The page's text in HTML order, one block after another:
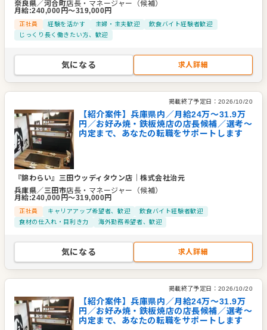
奈良県／河合町店長・マネージャー（候補）
月給:240,000 円〜319,000円
正社員 経験を活かす 主婦・主夫歓迎
飲食バイト経験者歓迎
じっくり長く働きたい方、歓迎
気になる 求人詳細
掲載終了予定日： 2026/10/20
【紹介案件】兵庫県内／月給24万〜31.9万
円／お好み焼・鉄板焼店の店長候補／選考～
内定まで、あなたの転職をサポートします
『錦わらい』三田ウッディタウン店 ｜株式会社治元
兵庫県／三田市店長・マネージャー（候補）
月給:240,000 円〜319,000円
正社員 キャリアアップ希望者、歓迎
飲食バイト経験者歓迎
食材の仕入れ・目利き力
海外勤務希望者、歓迎
気になる 求人詳細
掲載終了予定日： 2026/10/20
【紹介案件】兵庫県内／月給24万〜31.9万
円／お好み焼・鉄板焼店の店長候補／選考～
内定まで、あなたの転職をサポートします